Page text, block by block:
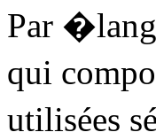
Par
qui
utilisées